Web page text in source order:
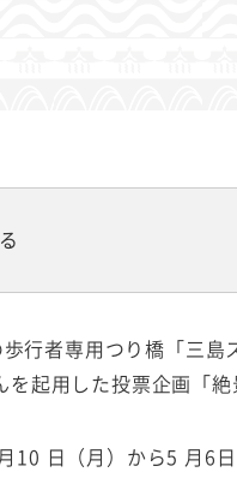
行者専用つり橋「三
起用した投票企画「絶
10 日（月）から5 月6